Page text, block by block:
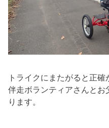
トライクにまたがると正
伴走ボランティアさんと
ります。